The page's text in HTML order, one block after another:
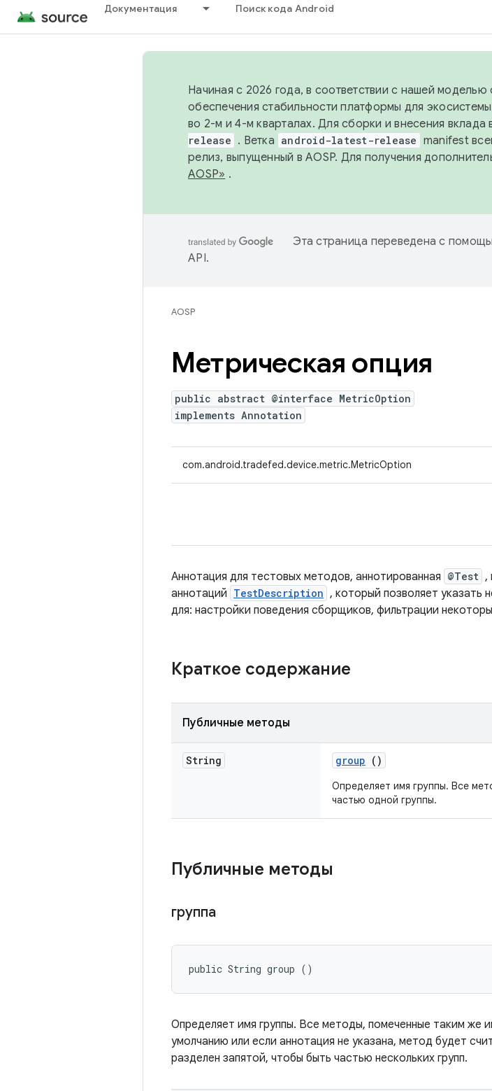
Документация Поиск кода Android
Начиная с 2026 года, в соответствии с нашей
обеспечения стабильности платформы для
во 2-м и 4-м кварталах. Для сборки и внесения вклада
release . Ветка android-latest-release manifest
релиз, выпущенный в AOSP. Для получения
AOSP» .
Эта страница переведена с
API.
AOSP
Метрическая опция
public abstract @interface MetricOption
implements Annotation
com.android.tradefed.device.metric.MetricOption
Аннотация для тестовых методов, аннотированная @Test ,
аннотаций TestDescription , который позволяет указать
для: настройки поведения сборщиков, фильтрации
Краткое содержание
Публичные методы
String group ()
Определяет имя группы. Все
частью одной группы.
Публичные методы
группа
public String group ()
Определяет имя группы. Все методы, помеченные таким же
умолчанию или если аннотация не указана, метод будет
разделен запятой, чтобы быть частью нескольких групп.